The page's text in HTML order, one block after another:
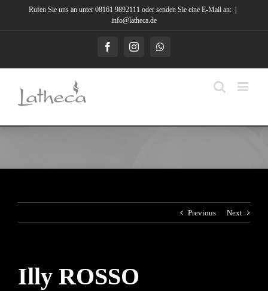
Rufen Sie uns an unter 08161 9892111 oder senden Sie eine E-Mail an:
info@latheca.de
FacebookInstagram
Previous Next
Illy ROSSO